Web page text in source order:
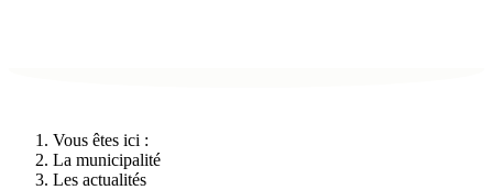
Vous êtes ici :
La municipalité
Les actualités